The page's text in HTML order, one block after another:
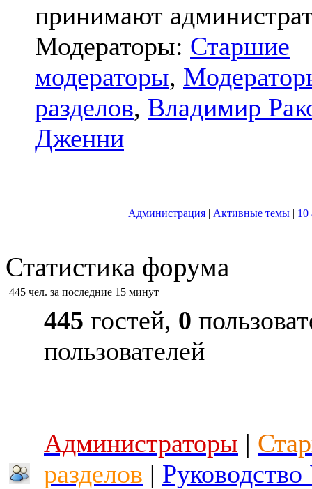
принимают
Модераторы: Старшие
модераторы,
разделов, Владимир
Дженни
Администрация | Активные темы | 10
Статистика форума
445 чел. за последние 15 минут
445 гостей, 0
пользователей
Администраторы |
разделов |